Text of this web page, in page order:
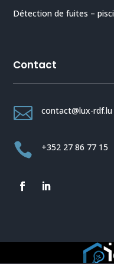
Détection de fuites –
Contact
 contact@lux-rdf.lu
 +352 27 86 77 15